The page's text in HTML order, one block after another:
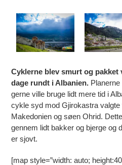
Cyklerne blev smurt og
dage rundt i Albanien.
gerne ville bruge lidt mere tid i
cykle syd mod Gjirokastra
Makedonien og søen Ohrid.
gennem lidt bakker og bjerge og
er sjovt.
[map style=”width: auto;